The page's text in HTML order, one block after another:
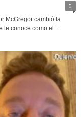
0
McGregor cambió la
le conoce como el...